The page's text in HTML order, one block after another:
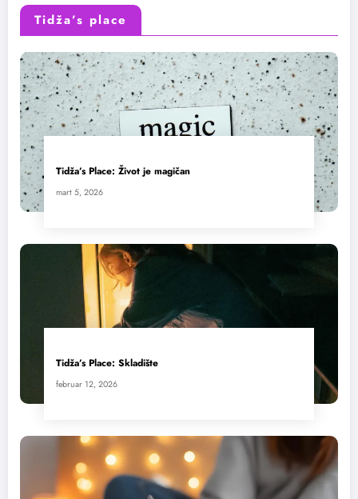
Tidža’s place
Tidža’s Place: Život je magičan
mart 5, 2026
Tidža’s Place: Skladište
februar 12, 2026